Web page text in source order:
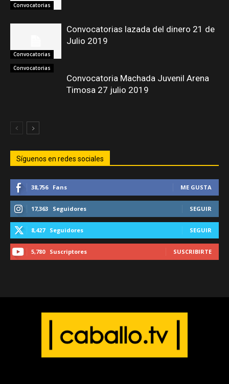
Convocatorias
Convocatorias
Convocatorias lazada del dinero 21 de
Julio 2019
Convocatorias
Convocatoria Machada Juvenil Arena
Timosa 27 julio 2019
Síguenos en redes sociales
38,756 Fans ME GUSTA
17,363 Seguidores SEGUIR
8,427 Seguidores SEGUIR
5,780 Suscriptores SUSCRIBIRTE